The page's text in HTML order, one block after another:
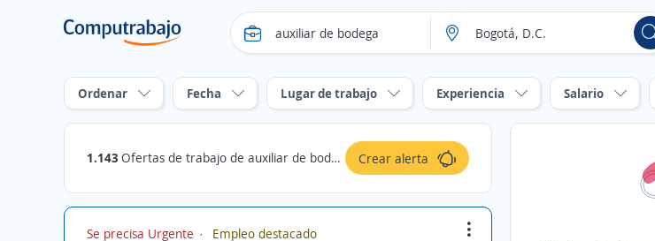
Ordenar Fecha Lugar de trabajo Experiencia Salario
1.143 Ofertas de trabajo de auxiliar de bodega en Bogotá, D.C. Crear alerta
Se precisa Urgente Empleo destacado